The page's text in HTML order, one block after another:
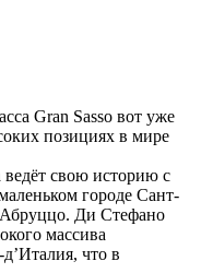
Gran Sasso вот уже
позициях в мире
свою историю с
городе Сант-
Ди Стефано
массива
что в